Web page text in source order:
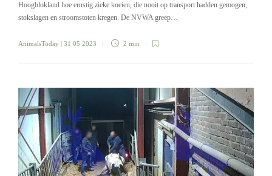
Hoogblokland hoe ernstig zieke koeien, die nooit op transport hadden gemogen,
stokslagen en stroomstoten kregen. De NVWA greep…
AnimalsToday | 31 05 2023 2 min